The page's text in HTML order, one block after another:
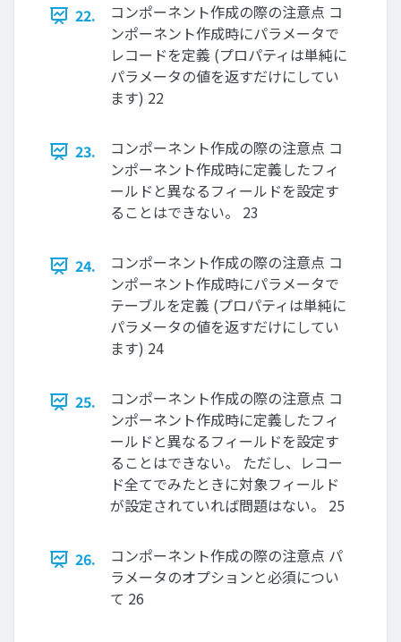
22.
コンポーネント作成の際の注意点 コ
ンポーネント作成時にパラメータで
レコードを定義 (プロパティは単純に
パラメータの値を返すだけにしてい
ます) 22
23.
コンポーネント作成の際の注意点 コ
ンポーネント作成時に定義したフィ
ールドと異なるフィールドを設定す
ることはできない。 23
24.
コンポーネント作成の際の注意点 コ
ンポーネント作成時にパラメータで
テーブルを定義 (プロパティは単純に
パラメータの値を返すだけにしてい
ます) 24
25.
コンポーネント作成の際の注意点 コ
ンポーネント作成時に定義したフィ
ールドと異なるフィールドを設定す
ることはできない。 ただし、レコー
ド全てでみたときに対象フィールド
が設定されていれば問題はない。 25
26.
コンポーネント作成の際の注意点 パ
ラメータのオプションと必須につい
て 26